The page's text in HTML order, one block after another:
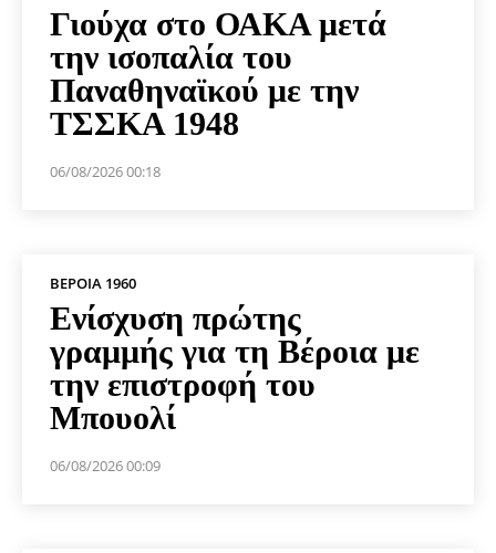
Γιούχα στο ΟΑΚΑ μετά
την ισοπαλία του
Παναθηναϊκού με την
ΤΣΣΚΑ 1948
06/08/2026 00:18
ΒΕΡΟΙΑ 1960
Ενίσχυση πρώτης
γραμμής για τη Βέροια με
την επιστροφή του
Μπουολί
06/08/2026 00:09